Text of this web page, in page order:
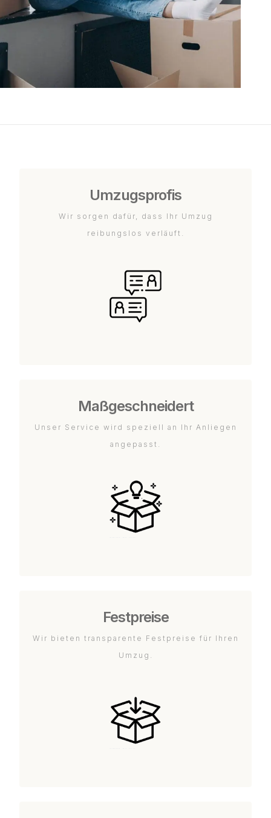
Umzugsprofis
Wir sorgen dafür, dass Ihr Umzug
reibungslos verläuft.
Maßgeschneidert
Unser Service wird speziell an Ihr Anliegen
angepasst.
Festpreise
Wir bieten transparente Festpreise für Ihren
Umzug.